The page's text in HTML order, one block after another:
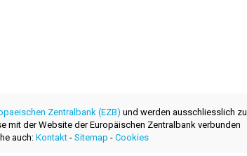
Zentralbank (EZB) und werden ausschliesslich
mit der Website der Europäischen Zentralbank verbunden
auch: Kontakt- Sitemap - Cookies